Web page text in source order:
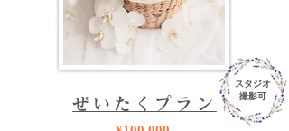
ぜいたくプラン
スタジオ
撮影可